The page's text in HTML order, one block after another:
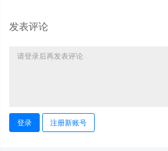
发表评论
登录 注册新账号